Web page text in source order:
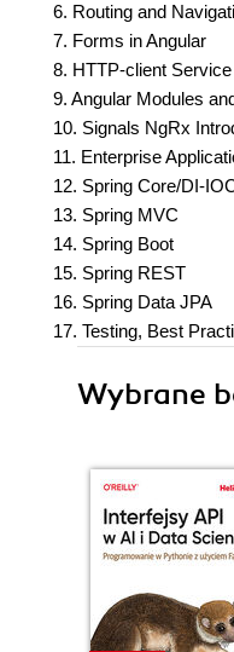
6. Routing and
7. Forms in Angular
8. HTTP-client Service
9. Angular Modules
10. Signals NgRx
11. Enterprise
12. Spring Core/DI-
13. Spring MVC
14. Spring Boot
15. Spring REST
16. Spring Data JPA
17. Testing, Best
Wybrane